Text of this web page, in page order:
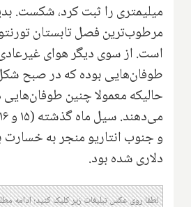
میلیمتری را ثبت کرد، شکست.
مرطوب‌ترین فصل تابستان
است. از سوی دیگر هوای
طوفان‌هایی بوده که در صبح
حالیکه معمولا چنین
دلاری شده بود.
لطفا روی عکس تبلیغات زیر کلیک کنید؛ ادامه